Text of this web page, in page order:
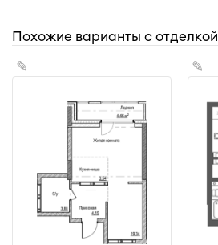
Похожие варианты с отделкой
✎ ✎